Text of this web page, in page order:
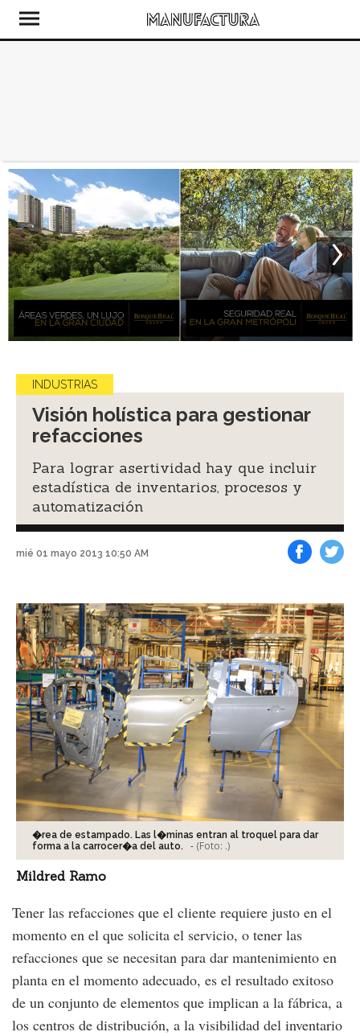
INDUSTRIAS
Visión holística para gestionar
refacciones
Para lograr asertividad hay que incluir
estadística de inventarios, procesos y
automatización
mié 01 mayo 2013 10:50 AM
�rea de estampado. Las l�minas entran al troquel para dar
forma a la carrocer�a del auto.
- (Foto: .)
Mildred Ramo
Tener las refacciones que el cliente requiere justo en el
momento en el que solicita el servicio, o tener las
refacciones que se necesitan para dar mantenimiento en
planta en el momento adecuado, es el resultado exitoso
de un conjunto de elementos que implican a la fábrica, a
los centros de distribución, a la visibilidad del inventario